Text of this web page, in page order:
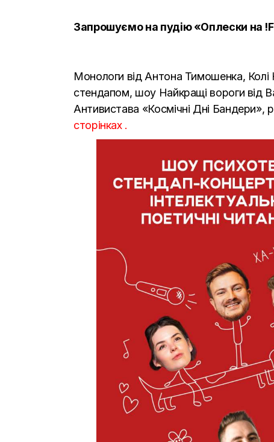
Запрошуємо на пудію «Оплески на
Монологи від Антона Тимошенка,
стендапом, шоу Найкращі вороги від
Антивистава «Космічні Дні Бандери»,
сторінках .